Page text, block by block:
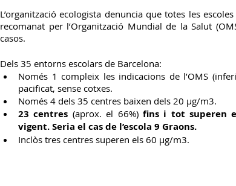
L’organització ecologista denuncia que totes les
recomanat per l’Organització Mundial de la Salut
casos.
Dels 35 entorns escolars de Barcelona:
Només 1 compleix les indicacions de l’OMS
pacificat, sense cotxes.
Només 4 dels 35 centres baixen dels 20 μg/m3.
23 centres (aprox. el 66%) fins i tot superen
vigent. Seria el cas de l’escola 9 Graons.
Inclòs tres centres superen els 60 μg/m3.